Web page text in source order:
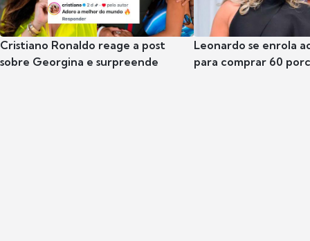
Cristiano Ronaldo reage a post
sobre Georgina e surpreende
Leonardo se enrola
para comprar 60